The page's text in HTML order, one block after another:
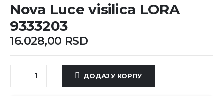
Nova Luce visilica LORA
9333203
16.028,00 RSD
ДОДАЈ У КОРПУ